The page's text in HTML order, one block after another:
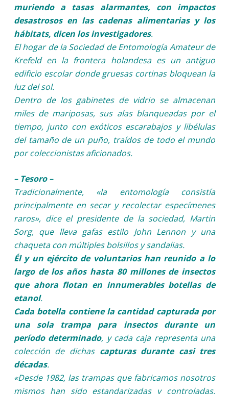
muriendo a tasas alarmantes, con impactos
desastrosos en las cadenas alimentarias y los
hábitats, dicen los investigadores.
El hogar de la Sociedad de Entomología Amateur de
Krefeld en la frontera holandesa es un antiguo
edificio escolar donde gruesas cortinas bloquean la
luz del sol.
Dentro de los gabinetes de vidrio se almacenan
miles de mariposas, sus alas blanqueadas por el
tiempo, junto con exóticos escarabajos y libélulas
del tamaño de un puño, traídos de todo el mundo
por coleccionistas aficionados.
– Tesoro –
Tradicionalmente, «la entomología consistía
principalmente en secar y recolectar especímenes
raros», dice el presidente de la sociedad, Martin
Sorg, que lleva gafas estilo John Lennon y una
chaqueta con múltiples bolsillos y sandalias.
Él y un ejército de voluntarios han reunido a lo
largo de los años hasta 80 millones de insectos
que ahora flotan en innumerables botellas de
etanol.
Cada botella contiene la cantidad capturada por
una sola trampa para insectos durante un
período determinado, y cada caja representa una
colección de dichas capturas durante casi tres
décadas.
«Desde 1982, las trampas que fabricamos nosotros
mismos han sido estandarizadas y controladas,